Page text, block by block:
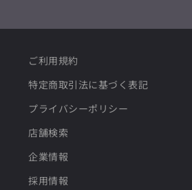
ご利用規約
特定商取引法に基づく表記
プライバシーポリシー
店舗検索
企業情報
採用情報